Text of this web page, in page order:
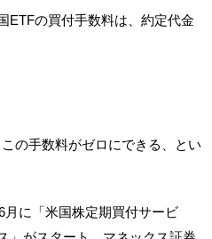
ETFの買付手数料は、約定代金
の手数料がゼロにできる、とい
月に「米国株定期買付サービ